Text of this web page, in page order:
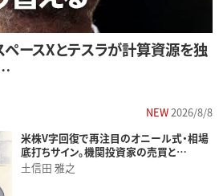
ペースXとテスラが計算資源を独
NEW2026/8/8
米株V字回復で再注目のオニール式・相場
底打ちサイン。機関投資家の売買と…
土信田 雅之